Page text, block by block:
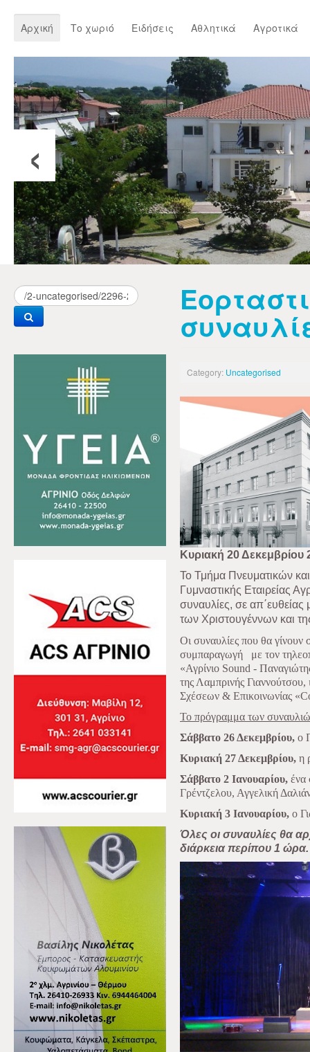
Αρχική Το χωριό Ειδήσεις Αθλητικά Αγροτικά
‹
Category: Uncategorised
Κυριακή 20 Δεκεμβρίου
Το Τμήμα Πνευματικών
Γυμναστικής Εταιρείας
συναυλίες, σε απ΄ευθείας
των Χριστουγέννων και
Οι συναυλίες που θα γίνουν
συμπαραγωγή
με τον
«Αγρίνιο Sound -
της Λαμπρινής Γιαννούτσου,
Σχέσεων & Επικοινωνίας
Το πρόγραμμα των
Σάββατο 26 Δεκεμβρίου, ο
Κυριακή 27 Δεκεμβρίου, η
Σάββατο 2 Ιανουαρίου, ένα
Γρέντζελου, Αγγελική
Κυριακή 3 Ιανουαρίου, ο
Όλες οι συναυλίες θα
διάρκεια περίπου 1 ώρα.